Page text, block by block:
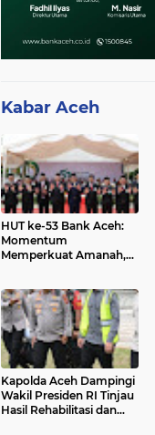
Kabar Aceh
HUT ke-53 Bank Aceh:
Momentum
Memperkuat Amanah,
Kapolda Aceh Dampingi
Wakil Presiden RI Tinjau
Hasil Rehabilitasi dan